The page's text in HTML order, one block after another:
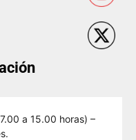
a 15.00 horas) –